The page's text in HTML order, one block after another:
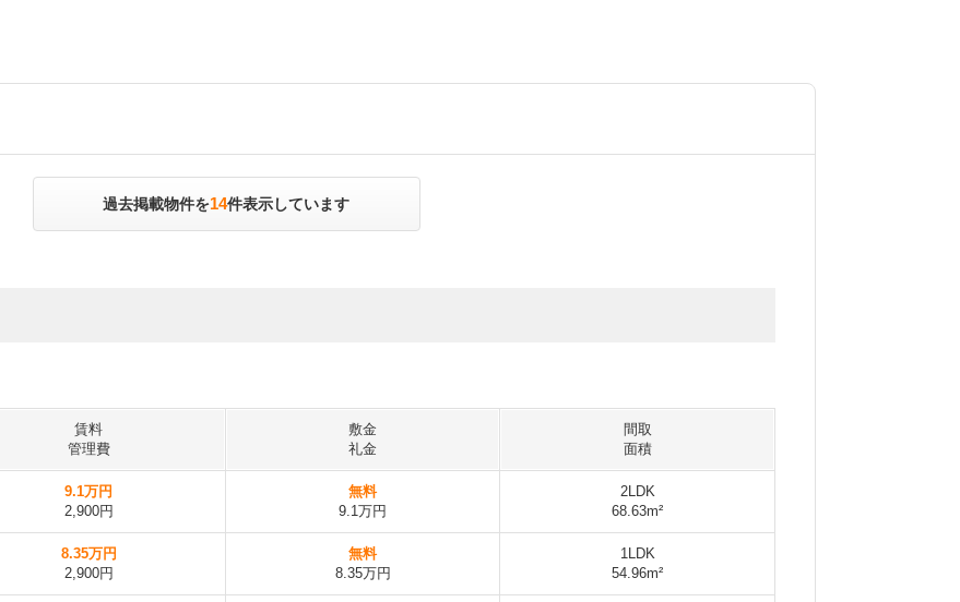
過去掲載物件を14件表示しています
賃料
管理費
敷金
礼金
間取
面積
9.1万円
2,900円
無料
9.1万円
2LDK
68.63m²
8.35万円
2,900円
無料
8.35万円
1LDK
54.96m²